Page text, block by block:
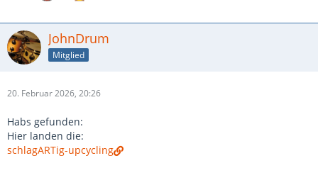
JohnDrum
Mitglied
20. Februar 2026, 20:26
Habs gefunden:
Hier landen die:
schlagARTig-upcycling